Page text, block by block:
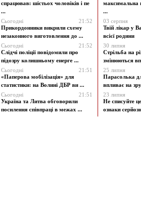
спрацював: шістьох чоловіків і пе
...
Сьогодні
21:52
Прикордонники викрили схему
незаконного виготовлення до ...
Сьогодні
21:52
Слідчі поліції повідомили про
підозру колишньому енерге ...
Сьогодні
21:51
«Паперова мобілізація» для
статистики: на Волині ДБР ви ...
Сьогодні
21:51
Україна та Литва обговорили
посилення співпраці в межах ...
максимальна
...
03 серпня
Твій лікар у
всієї родини
30 липня
Стрільба на
змінюються
25 липня
Парасолька
впливає на
23 липня
Не списуйте
ознаки